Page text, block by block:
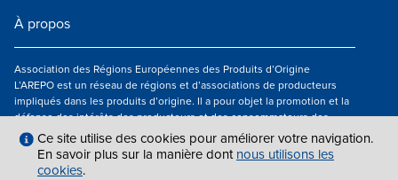
À propos
Association des Régions Européennes des Produits d’Origine
L’AREPO est un réseau de régions et d’associations de producteurs
impliqués dans les produits d’origine. Il a pour objet la promotion et la
défense des intérêts des producteurs et des consommateurs des
régions européennes engagés dans la valorisation des produits
agroalimentaires de qualité.
Ce site utilise des cookies pour améliorer votre navigation.
En savoir plus sur la manière dont nous utilisons les
cookies.